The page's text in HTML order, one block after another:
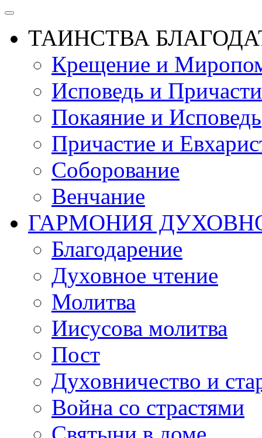
ТАИНСТВА
Крещение и
Исповедь и
Покаяние и Исповедь
Причастие и
Соборование
Венчание
ГАРМОНИЯ
Благодарение
Духовное чтение
Молитва
Иисусова молитва
Пост
Духовничество и
Война со страстями